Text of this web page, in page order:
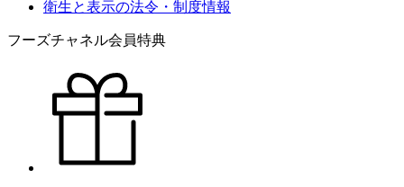
衛生と表示の法令・制度情報
フーズチャネル会員特典